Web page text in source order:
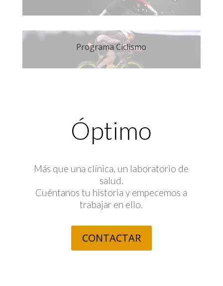
Programa Ciclismo
Óptimo
Más que una clínica, un laboratorio de
salud.
Cuéntanos tu historia y empecemos a
trabajar en ello.
CONTACTAR